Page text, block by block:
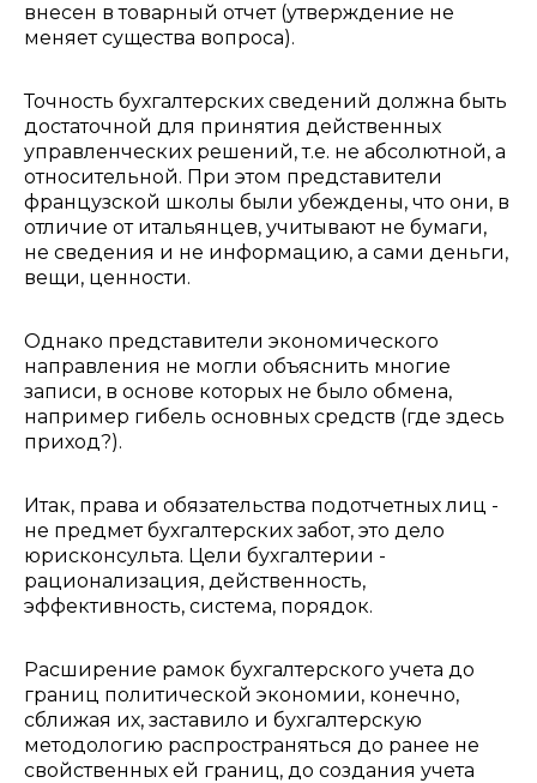
внесен в товарный отчет (утверждение не
меняет существа вопроса).
Точность бухгалтерских сведений должна быть
достаточной для принятия действенных
управленческих решений, т.е. не абсолютной, а
относительной. При этом представители
французской школы были убеждены, что они, в
отличие от итальянцев, учитывают не бумаги,
не сведения и не информацию, а сами деньги,
вещи, ценности.
Однако представители экономического
направления не могли объяснить многие
записи, в основе которых не было обмена,
например гибель основных средств (где здесь
приход?).
Итак, права и обязательства подотчетных лиц -
не предмет бухгалтерских забот, это дело
юрисконсульта. Цели бухгалтерии -
рационализация, действенность,
эффективность, система, порядок.
Расширение рамок бухгалтерского учета до
границ политической экономии, конечно,
сближая их, заставило и бухгалтерскую
методологию распространяться до ранее не
свойственных ей границ, до создания учета